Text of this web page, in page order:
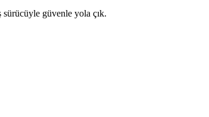
sürücüyle güvenle yola çık.